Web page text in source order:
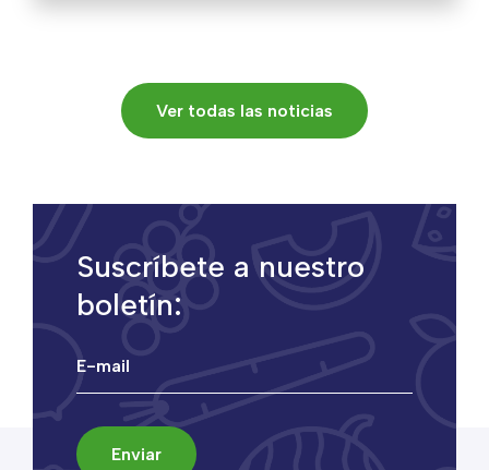
Ver todas las noticias
Suscríbete a nuestro
boletín: